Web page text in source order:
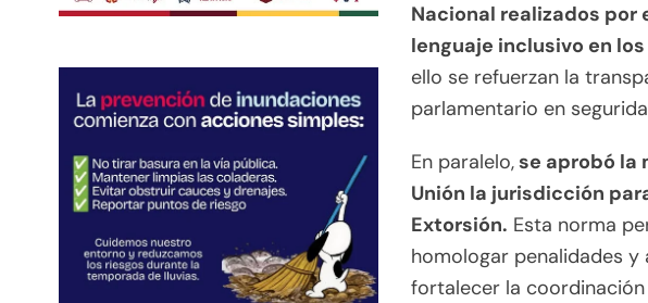
Nacional realizados por
lenguaje inclusivo en
ello se refuerzan la
parlamentario en
En paralelo,se aprobó la
Unión la jurisdicción
Extorsión. Esta norma
homologar penalidades
fortalecer la